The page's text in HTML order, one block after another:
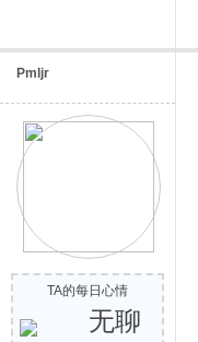
Pmljr
TA的每日心情
无聊